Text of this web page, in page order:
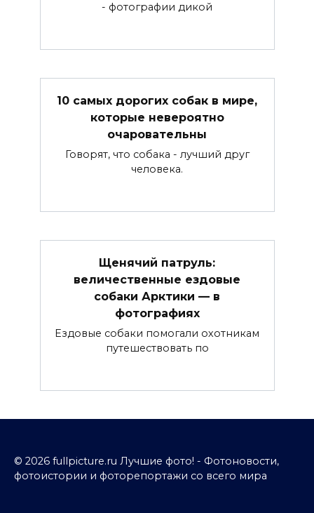
- фотографии дикой
10 самых дорогих собак в мире,
которые невероятно
очаровательны
Говорят, что собака - лучший друг
человека.
Щенячий патруль:
величественные ездовые
собаки Арктики — в
фотографиях
Ездовые собаки помогали охотникам
путешествовать по
© 2026 fullpicture.ru Лучшие фото! - Фотоновости,
фотоистории и фоторепортажи со всего мира